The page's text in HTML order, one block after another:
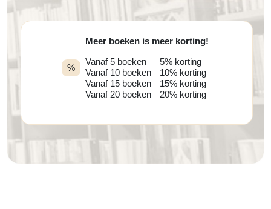
%
Meer boeken is meer korting!
Vanaf 5 boeken
Vanaf 10 boeken
Vanaf 15 boeken
Vanaf 20 boeken
5% korting
10% korting
15% korting
20% korting